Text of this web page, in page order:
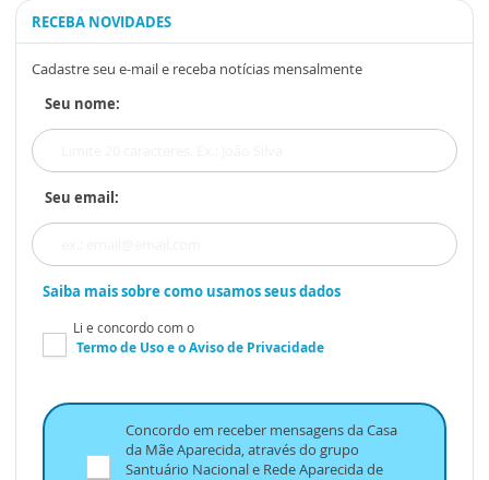
RECEBA NOVIDADES
Cadastre seu e-mail e receba notícias mensalmente
Seu nome:
Seu email:
Saiba mais sobre como usamos seus dados
Li e concordo com o
Termo de Usoe oAviso de Privacidade
Concordo em receber mensagens da Casa
da Mãe Aparecida, através do grupo
Santuário Nacional e Rede Aparecida de